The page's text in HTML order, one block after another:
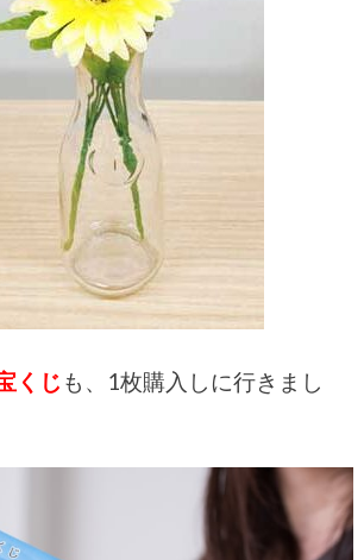
くじ も、1枚購入しに行きまし